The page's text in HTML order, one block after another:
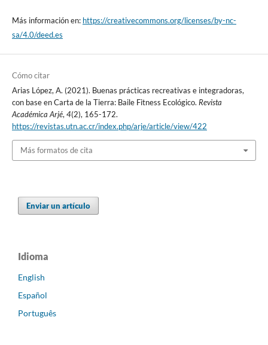
Más información en: https://creativecommons.org/licenses/by-nc-
sa/4.0/deed.es
Cómo citar
Arias López, A. (2021). Buenas prácticas recreativas e integradoras,
con base en Carta de la Tierra: Baile Fitness Ecológico. Revista
Académica Arjé, 4(2), 165-172.
https://revistas.utn.ac.cr/index.php/arje/article/view/422
Más formatos de cita
Enviar un artículo
Idioma
English
Español
Português